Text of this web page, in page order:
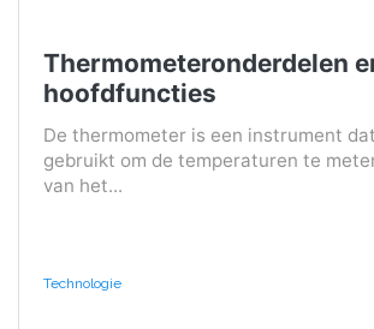
Thermometeronderdelen
hoofdfuncties
De thermometer is een instrument
gebruikt om de temperaturen te
van het...
Technologie